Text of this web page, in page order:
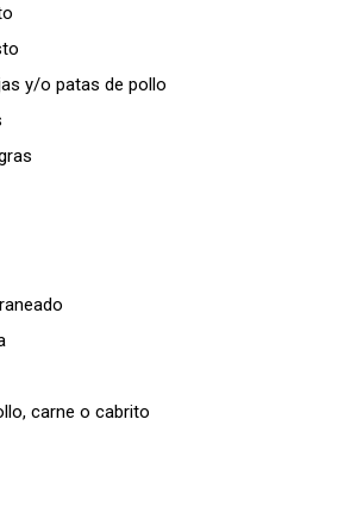
y/o patas de pollo
carne o cabrito